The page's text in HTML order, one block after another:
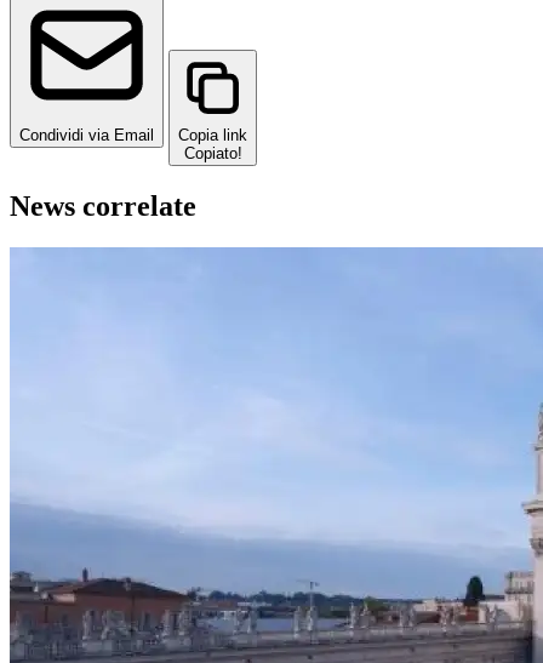
Condividi via Email
Copia link
Copiato!
News correlate